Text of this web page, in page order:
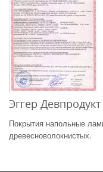
Эггер
Покрытия напольные
древесноволокнистых.